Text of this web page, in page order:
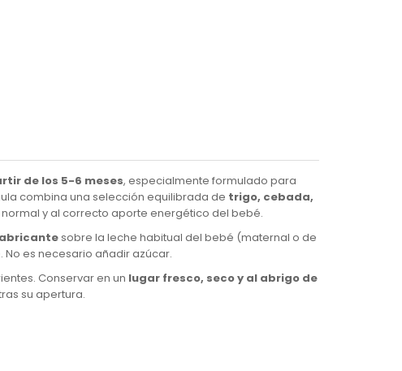
de los 5-6 meses, especialmente formulado para
combina una selección equilibrada de trigo, cebada,
y al correcto aporte energético del bebé.
sobre la leche habitual del bebé (maternal o de
es necesario añadir azúcar.
Conservar en un lugar fresco, seco y al abrigo de
su apertura.